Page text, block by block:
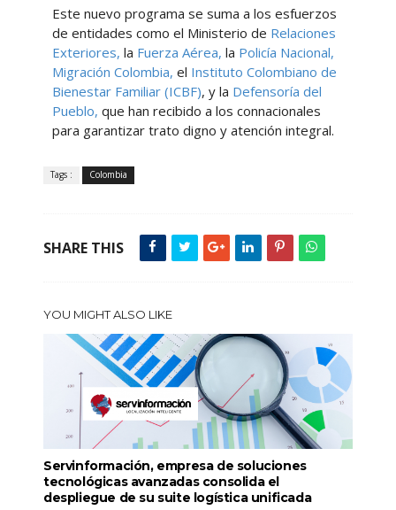
Este nuevo programa se suma a los esfuerzos
de entidades como el Ministerio de Relaciones
Exteriores, la Fuerza Aérea, la Policía Nacional,
Migración Colombia, el Instituto Colombiano de
Bienestar Familiar (ICBF), y la Defensoría del
Pueblo, que han recibido a los connacionales
para garantizar trato digno y atención integral.
Tags : Colombia
SHARE THIS
YOU MIGHT ALSO LIKE
Servinformación, empresa de soluciones
tecnológicas avanzadas consolida el
despliegue de su suite logística unificada